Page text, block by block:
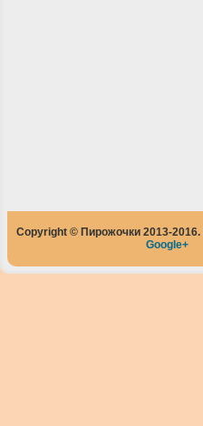
Copyright © Пирожочки 2013-
Google+